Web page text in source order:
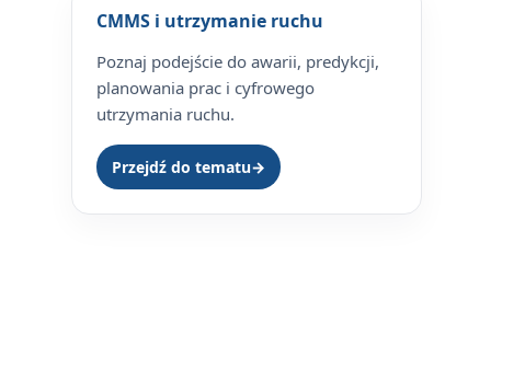
CMMS i utrzymanie ruchu
Poznaj podejście do awarii, predykcji,
planowania prac i cyfrowego
utrzymania ruchu.
Przejdź do tematu→